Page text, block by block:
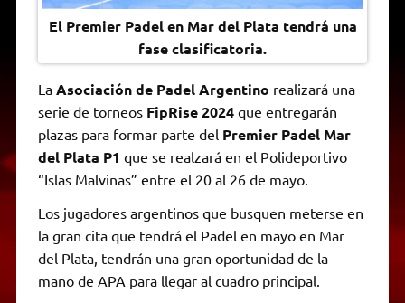
El Premier Padel en Mar del Plata tendrá una
fase clasificatoria.
La Asociación de Padel Argentino realizará una
serie de torneos FipRise 2024que entregarán
plazas para formar parte del Premier Padel Mar
del Plata P1 que se realzará en el Polideportivo
“Islas Malvinas” entre el 20 al 26 de mayo.
Los jugadores argentinos que busquen meterse en
la gran cita que tendrá el Padel en mayo en Mar
del Plata, tendrán una gran oportunidad de la
mano de APA para llegar al cuadro principal.